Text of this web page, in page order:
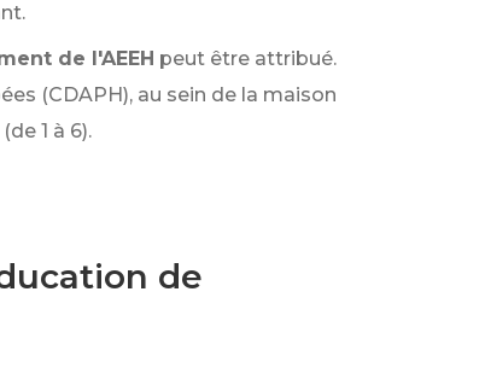
de l'AEEH peut être attribué.
(CDAPH), au sein de la maison
1 à 6).
de